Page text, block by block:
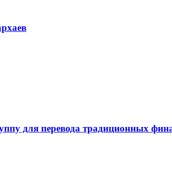
для перевода традиционных